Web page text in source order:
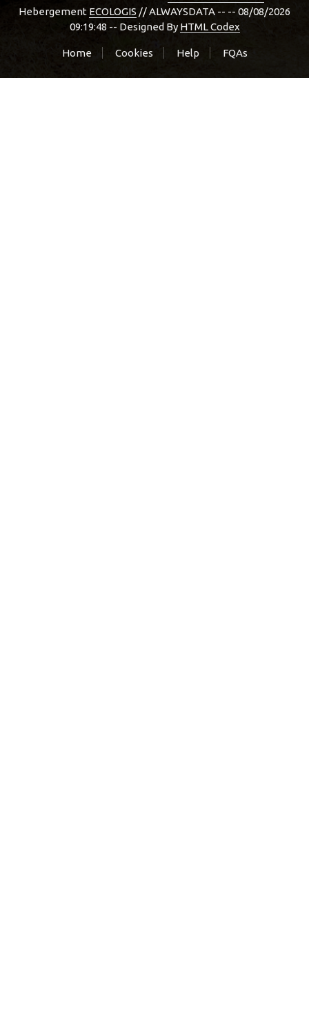
Hebergement ECOLOGIS // ALWAYSDATA -- -- 08/08/2026
09:19:48 -- Designed By HTML Codex
Home Cookies Help FQAs